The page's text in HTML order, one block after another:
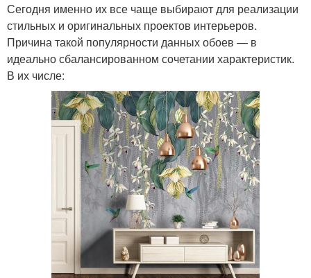
Сегодня именно их все чаще выбирают для реализации
стильных и оригинальных проектов интерьеров.
Причина такой популярности данных обоев — в
идеально сбалансированном сочетании характеристик.
В их числе: